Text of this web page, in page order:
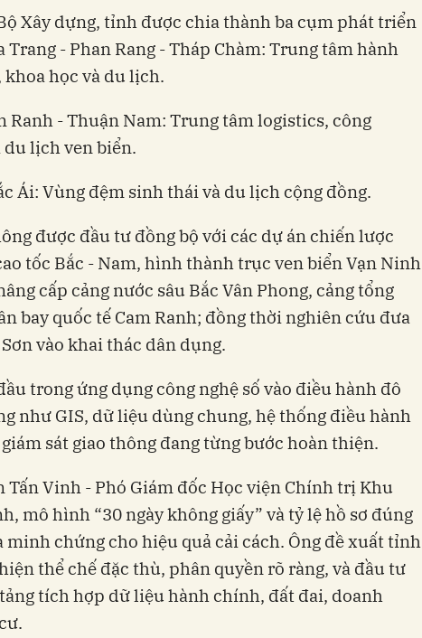
Xây dựng, tỉnh được chia thành ba cụm phát triển
- Phan Rang - Tháp Chàm: Trung tâm hành
học và du lịch.
Ranh - Thuận Nam: Trung tâm logistics, công
du lịch ven biển.
Ái: Vùng đệm sinh thái và du lịch cộng đồng.
được đầu tư đồng bộ với các dự án chiến lược
tốc Bắc - Nam, hình thành trục ven biển Vạn Ninh
cấp cảng nước sâu Bắc Vân Phong, cảng tổng
bay quốc tế Cam Ranh; đồng thời nghiên cứu đưa
vào khai thác dân dụng.
trong ứng dụng công nghệ số vào điều hành đô
như GIS, dữ liệu dùng chung, hệ thống điều hành
sát giao thông đang từng bước hoàn thiện.
Tấn Vinh - Phó Giám đốc Học viện Chính trị Khu
mô hình “30 ngày không giấy” và tỷ lệ hồ sơ đúng
minh chứng cho hiệu quả cải cách. Ông đề xuất tỉnh
thể chế đặc thù, phân quyền rõ ràng, và đầu tư
tích hợp dữ liệu hành chính, đất đai, doanh